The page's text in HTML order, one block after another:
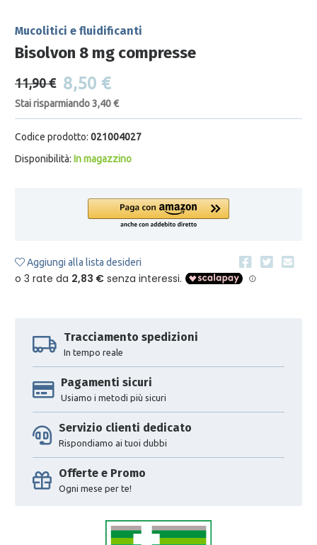
Mucolitici e fluidificanti
Bisolvon 8 mg compresse
11,90 € 8,50 €
Stai risparmiando 3,40 €
Codice prodotto: 021004027
Disponibilità: In magazzino
Aggiungi alla lista desideri
Tracciamento spedizioni
In tempo reale
Pagamenti sicuri
Usiamo i metodi più sicuri
Servizio clienti dedicato
Rispondiamo ai tuoi dubbi
Offerte e Promo
Ogni mese per te!